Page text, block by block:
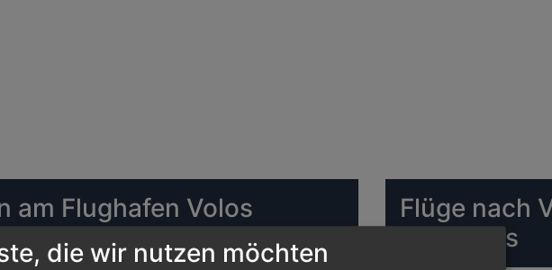
am Flughafen Volos
Flüge nach
Anchialos
die wir nutzen möchten